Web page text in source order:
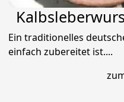
Ein traditionelles
einfach zubereitet ist....